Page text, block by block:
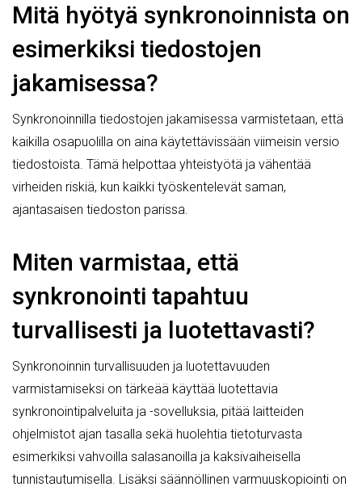
Mitä hyötyä synkronoinnista on
esimerkiksi tiedostojen
jakamisessa?
Synkronoinnilla tiedostojen jakamisessa varmistetaan, että
kaikilla osapuolilla on aina käytettävissään viimeisin versio
tiedostoista. Tämä helpottaa yhteistyötä ja vähentää
virheiden riskiä, kun kaikki työskentelevät saman,
ajantasaisen tiedoston parissa.
Miten varmistaa, että
synkronointi tapahtuu
turvallisesti ja luotettavasti?
Synkronoinnin turvallisuuden ja luotettavuuden
varmistamiseksi on tärkeää käyttää luotettavia
synkronointipalveluita ja -sovelluksia, pitää laitteiden
ohjelmistot ajan tasalla sekä huolehtia tietoturvasta
esimerkiksi vahvoilla salasanoilla ja kaksivaiheisella
tunnistautumisella. Lisäksi säännöllinen varmuuskopiointi on